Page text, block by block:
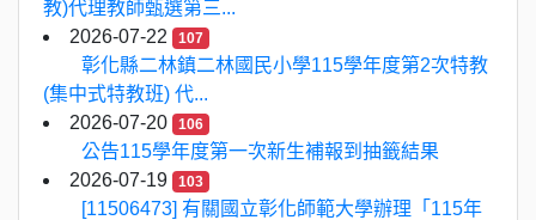
教)代理教師甄選第三...
2026-07-22
107
彰化縣二林鎮二林國民小學115學年度第2次特教
(集中式特教班) 代...
2026-07-20
106
公告115學年度第一次新生補報到抽籤結果
2026-07-19
103
[11506473] 有關國立彰化師範大學辦理「115年